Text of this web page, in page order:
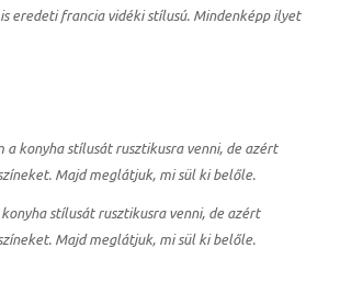
eredeti francia vidéki stílusú. Mindenképp ilyet
stílusát rusztikusra venni, de azért
Majd meglátjuk, mi sül ki belőle.